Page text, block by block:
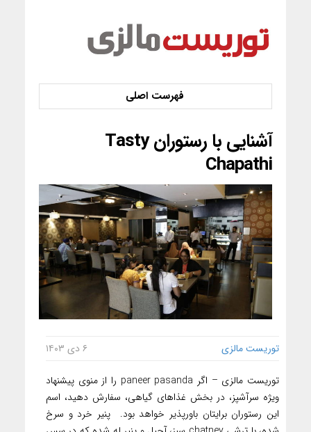
آشنایی با رستوران Tasty
Chapathi
توریست مالزی ۶ دی ۱۴۰۳
توریست مالزی – اگر paneer pasanda را از منوی پیشنهاد
ویژه سرآشپز، در بخش غذاهای گیاهی، سفارش دهید، اسم
این رستوران برایتان باورپذیر خواهد بود. پنیر خرد و سرخ